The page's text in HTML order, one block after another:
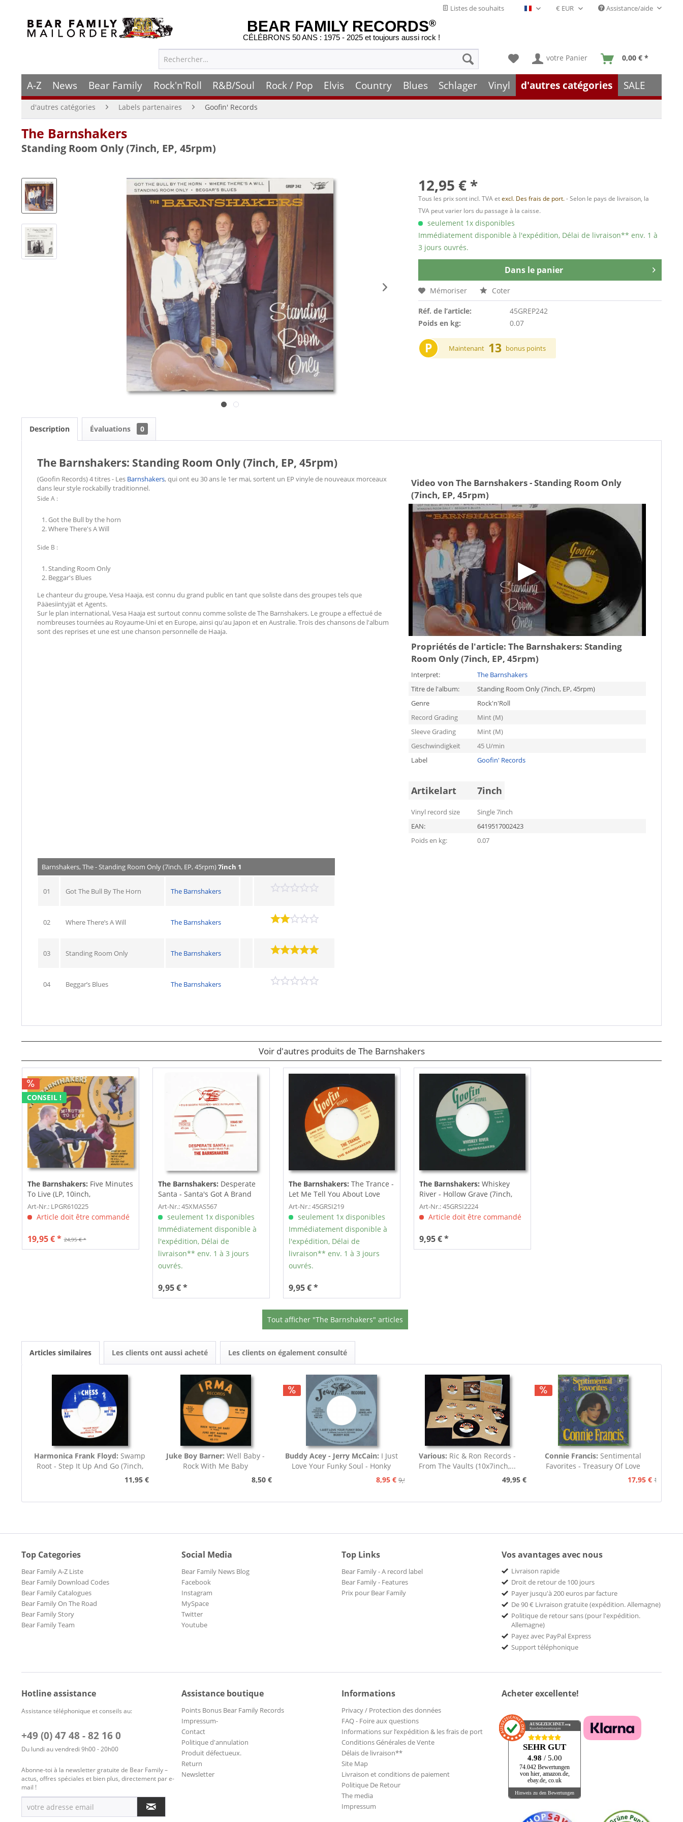
Listes de souhaits Français- FR Assistance/aide
BEAR FAMILY RECORDS®
CÉLÉBRONS 50 ANS : 1975 - 2025 et toujours aussi rock !
votre Panier 0,00 € *
A-Z News Bear Family Rock'n'Roll R&B/Soul Rock / Pop Elvis Country Blues Schlager Vinyl d'autres catégories SALE
d'autres catégories Labels partenaires Goofin' Records
The Barnshakers
Standing Room Only (7inch, EP, 45rpm)
12,95 € *
Tous les prix sont incl. TVA etexcl. Des frais de port.- Selon le pays de livraison, la
TVA peut varier lors du passage à la caisse.
seulement 1x disponibles
Immédiatement disponible à l'expédition, Délai de livraison** env. 1 à
3 jours ouvrés.
Dans le panier
Mémoriser Coter
Réf. de l’article:
45GREP242
Poids en kg:
0.07
P Maintenant 13 bonus points
Description Évaluations 0
The Barnshakers: Standing Room Only (7inch, EP, 45rpm)
(Goofin Records) 4 titres - Les Barnshakers, qui ont eu 30 ans le 1er mai, sortent un EP vinyle de nouveaux morceaux
dans leur style rockabilly traditionnel.
Side A :
Got the Bull by the horn
Where There's A Will
Side B :
Standing Room Only
Beggar's Blues
Le chanteur du groupe, Vesa Haaja, est connu du grand public en tant que soliste dans des groupes tels que
Pääesiintyjät et Agents.
Sur le plan international, Vesa Haaja est surtout connu comme soliste de The Barnshakers. Le groupe a effectué de
nombreuses tournées au Royaume-Uni et en Europe, ainsi qu'au Japon et en Australie. Trois des chansons de l'album
sont des reprises et une est une chanson personnelle de Haaja.
Video von The Barnshakers - Standing Room Only
(7inch, EP, 45rpm)
Propriétés de l'article: The Barnshakers: Standing
Room Only (7inch, EP, 45rpm)
Interpret:
The Barnshakers
Titre de l'album:
Standing Room Only (7inch, EP, 45rpm)
Genre
Rock'n'Roll
Record Grading
Mint (M)
Sleeve Grading
Mint (M)
Geschwindigkeit
45 U/min
Label
Goofin' Records
Artikelart 7inch
Vinyl record size
Single 7inch
EAN:
6419517002423
Poids en kg:
0.07
Barnshakers, The - Standing Room Only (7inch, EP, 45rpm)7inch 1
01 Got The Bull By The Horn The Barnshakers
02 Where There’s A Will The Barnshakers
03 Standing Room Only The Barnshakers
04 Beggar’s Blues The Barnshakers
Voir d'autres produits de The Barnshakers
CONSEIL !
The Barnshakers: Five Minutes
To Live (LP, 10inch,
Ltd.,Yellow...
Art-Nr.: LPGR610225
Article doit être commandé
24,95 € *
19,95 € *
The Barnshakers: Desperate
Santa - Santa's Got A Brand
New Pedal...
Art-Nr.: 45XMAS567
seulement 1x disponibles
Immédiatement disponible à
l'expédition, Délai de
livraison** env. 1 à 3 jours
ouvrés.
9,95 € *
The Barnshakers: The Trance -
Let Me Tell You About Love
(7inch,...
Art-Nr.: 45GRSI219
seulement 1x disponibles
Immédiatement disponible à
l'expédition, Délai de
livraison** env. 1 à 3 jours
ouvrés.
9,95 € *
The Barnshakers: Whiskey
River - Hollow Grave (7inch,
45rpm)
Art-Nr.: 45GRSI2224
Article doit être commandé
9,95 € *
Tout afficher "The Barnshakers" articles
Articles similaires Les clients ont aussi acheté Les clients on également consulté
Harmonica Frank Floyd: Swamp
Root - Step It Up And Go (7inch,
11,95 €
Juke Boy Barner:Well Baby -
Rock With Me Baby
8,50 €
Buddy Acey - Jerry McCain: I Just
Love Your Funky Soul - Honky
8,95 € 9,95 €
Various: Ric & Ron Records -
From The Vaults (10x7inch,...
49,95 €
Connie Francis: Sentimental
Favorites - Treasury Of Love
17,95 € 19,95 €
Top Categories
Bear Family A-Z Liste
Bear Family Download Codes
Bear Family Catalogues
Bear Family On The Road
Bear Family Story
Bear Family Team
Social Media
Bear Family News Blog
Facebook
Instagram
MySpace
Twitter
Youtube
Top Links
Bear Family - A record label
Bear Family - Features
Prix pour Bear Family
Vos avantages avec nous
Livraison rapide
Droit de retour de 100 jours
Payer jusqu'à 200 euros par facture
De 90 € Livraison gratuite (expédition. Allemagne)
Politique de retour sans (pour l'expédition.
Allemagne)
Payez avec PayPal Express
Support téléphonique
Hotline assistance
Assistance téléphonique et conseils au:
+49 (0) 47 48 - 82 16 0
Du lundi au vendredi 9h00 - 20h00
Abonne-toi à la newsletter gratuite de Bear Family –
actus, offres spéciales et bien plus, directement par e-
mail !
Assistance boutique
Points Bonus Bear Family Records
Impressum-
Contact
Politique d'annulation
Produit défectueux.
Return
Newsletter
Informations
Privacy / Protection des données
FAQ - Foire aux questions
Informations sur l’expédition & les frais de port
Conditions Générales de Vente
Délais de livraison**
Site Map
Livraison et conditions de paiement
Politique De Retour
The media
Impressum
Acheter excellente!
AUSGEZEICHNET .org
Kundenbewertungen
SEHR GUT
4.98 / 5.00
74.042 Bewertungen
von hier, amazon.de,
ebay.de, co.uk
Hinweis zu den Bewertungen